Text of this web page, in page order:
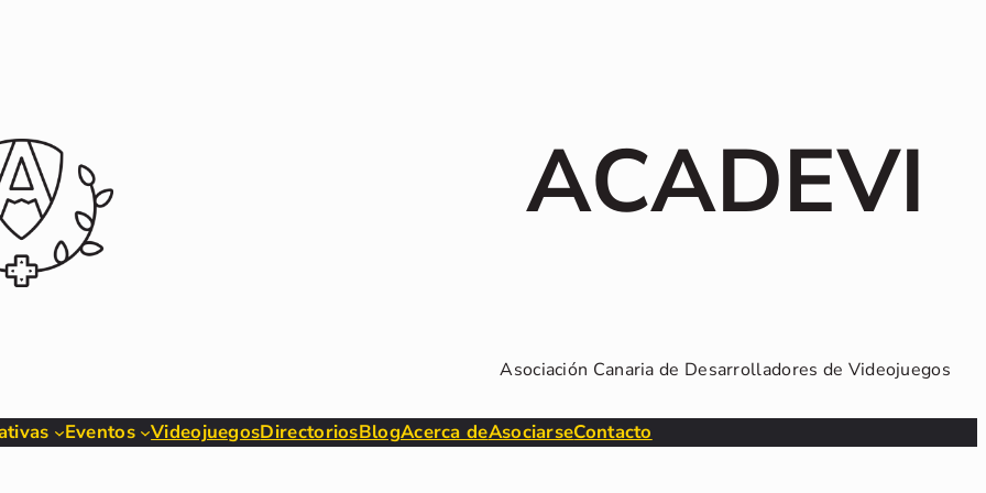
ACADEVI
Asociación Canaria de Desarrolladores de Videojuegos
Eventos VideojuegosDirectoriosBlogAcerca deAsociarseContacto